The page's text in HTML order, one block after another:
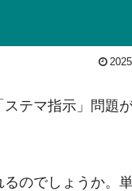
テマ指示」問題
のでしょうか。